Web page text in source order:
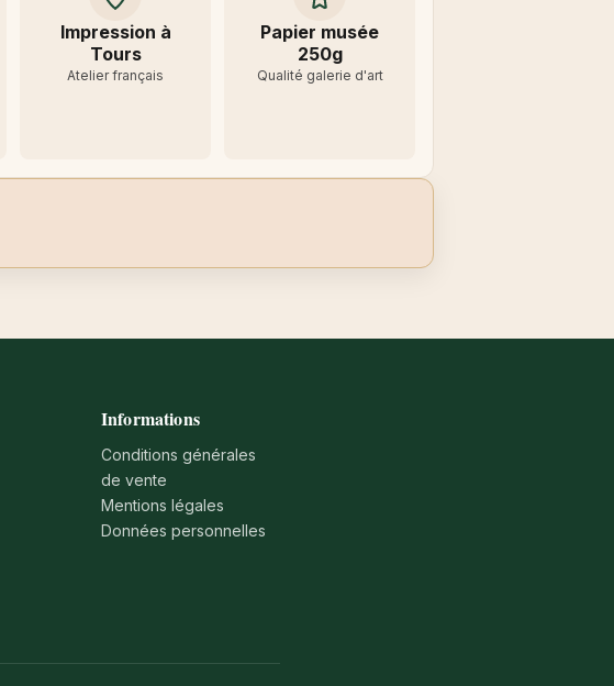
Impression à
Tours
Atelier français
Papier musée
250g
Qualité galerie d'art
Informations
Conditions générales
de vente
Mentions légales
Données personnelles